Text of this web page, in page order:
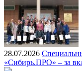
28.07.2026
«Сибирь.ПРО» – за